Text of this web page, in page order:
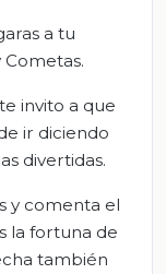
a tu
invito a que
ir diciendo
divertidas.
y comenta el
la fortuna de
también